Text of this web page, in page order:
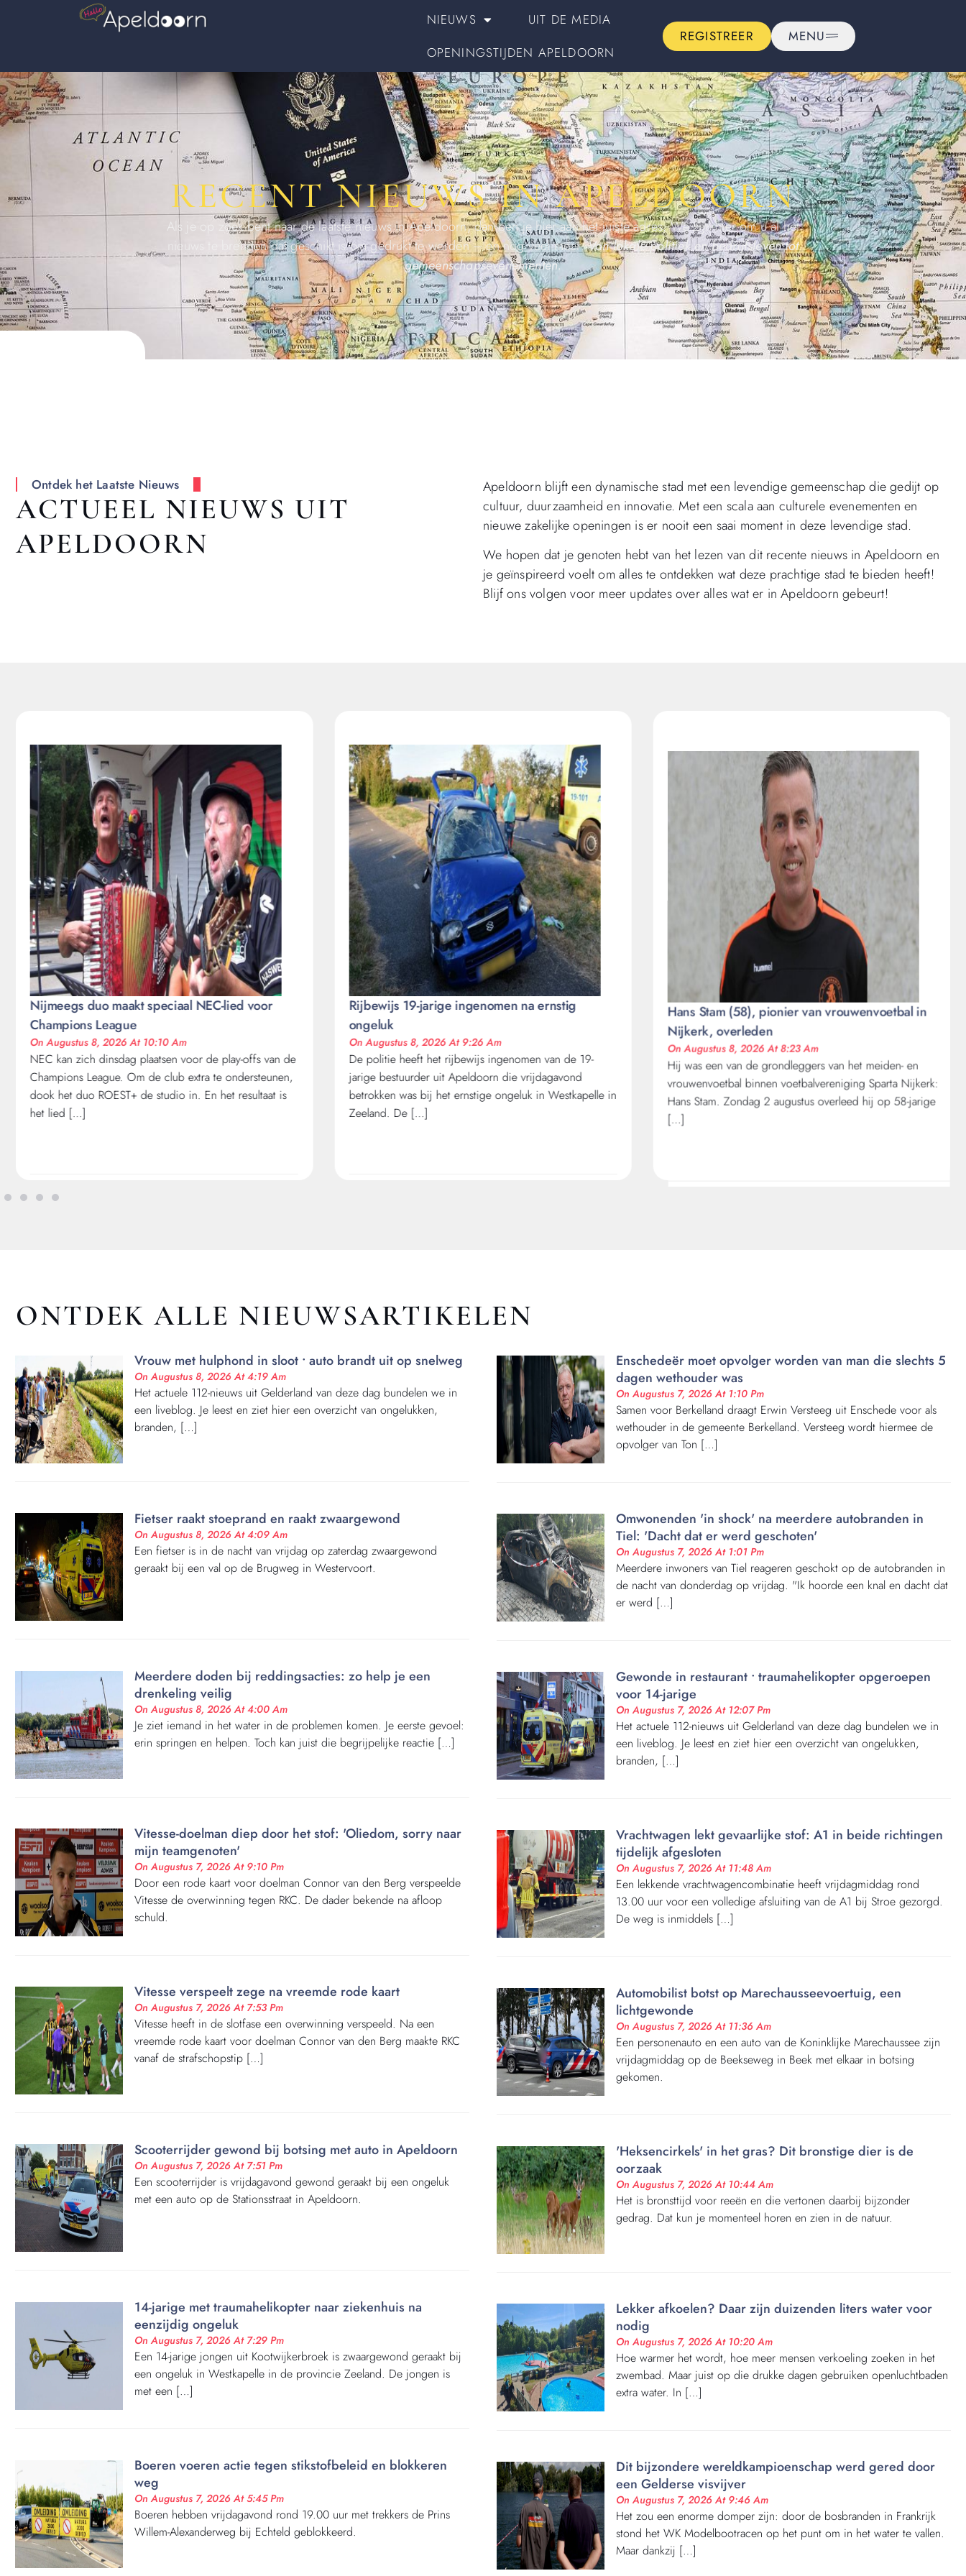
NIEUWS
UIT DE MEDIA
OPENINGSTIJDEN APELDOORN
REGISTREER MENU
RECENT NIEUWS IN APELDOORN
Als je op zoek bent naar de laatste nieuws in Apeldoorn, dan ben je hier aan het juiste adres. We zijn hier om u al het
nieuws te brengen dat geschikt is om gedrukt te worden – en nog veel meer.Van lokale politiek en bedrijfsleven tot
gemeenschapsevenementen.
Ontdek het Laatste Nieuws
ACTUEEL NIEUWS UIT
APELDOORN
Apeldoorn blijft een dynamische stad met een levendige gemeenschap die gedijt op
cultuur, duurzaamheid en innovatie. Met een scala aan culturele evenementen en
nieuwe zakelijke openingen is er nooit een saai moment in deze levendige stad.
We hopen dat je genoten hebt van het lezen van dit recente nieuws in Apeldoorn en
je geïnspireerd voelt om alles te ontdekken wat deze prachtige stad te bieden heeft!
Blijf ons volgen voor meer updates over alles wat er in Apeldoorn gebeurt!
Nijmeegs duo maakt speciaal NEC-lied voor
Champions League
On Augustus 8, 2026 At 10:10 Am
NEC kan zich dinsdag plaatsen voor de play-offs van de
Champions League. Om de club extra te ondersteunen,
dook het duo ROEST+ de studio in. En het resultaat is
het lied […]
Rijbewijs 19-jarige ingenomen na ernstig
ongeluk
On Augustus 8, 2026 At 9:26 Am
De politie heeft het rijbewijs ingenomen van de 19-
jarige bestuurder uit Apeldoorn die vrijdagavond
betrokken was bij het ernstige ongeluk in Westkapelle in
Zeeland. De […]
Hans Stam (58), pionier van vrouwenvoetbal in
Nijkerk, overleden
On Augustus 8, 2026 At 8:23 Am
Hij was een van de grondleggers van het meiden- en
vrouwenvoetbal binnen voetbalvereniging Sparta Nijkerk:
Hans Stam. Zondag 2 augustus overleed hij op 58-jarige
[…]
ONTDEK ALLE NIEUWSARTIKELEN
Vrouw met hulphond in sloot • auto brandt uit op snelweg
On Augustus 8, 2026 At 4:19 Am
Het actuele 112-nieuws uit Gelderland van deze dag bundelen we in
een liveblog. Je leest en ziet hier een overzicht van ongelukken,
branden, […]
Fietser raakt stoeprand en raakt zwaargewond
On Augustus 8, 2026 At 4:09 Am
Een fietser is in de nacht van vrijdag op zaterdag zwaargewond
geraakt bij een val op de Brugweg in Westervoort.
Meerdere doden bij reddingsacties: zo help je een
drenkeling veilig
On Augustus 8, 2026 At 4:00 Am
Je ziet iemand in het water in de problemen komen. Je eerste gevoel:
erin springen en helpen. Toch kan juist die begrijpelijke reactie […]
Vitesse-doelman diep door het stof: 'Oliedom, sorry naar
mijn teamgenoten'
On Augustus 7, 2026 At 9:10 Pm
Door een rode kaart voor doelman Connor van den Berg verspeelde
Vitesse de overwinning tegen RKC. De dader bekende na afloop
schuld.
Vitesse verspeelt zege na vreemde rode kaart
On Augustus 7, 2026 At 7:53 Pm
Vitesse heeft in de slotfase een overwinning verspeeld. Na een
vreemde rode kaart voor doelman Connor van den Berg maakte RKC
vanaf de strafschopstip […]
Scooterrijder gewond bij botsing met auto in Apeldoorn
On Augustus 7, 2026 At 7:51 Pm
Een scooterrijder is vrijdagavond gewond geraakt bij een ongeluk
met een auto op de Stationsstraat in Apeldoorn.
14-jarige met traumahelikopter naar ziekenhuis na
eenzijdig ongeluk
On Augustus 7, 2026 At 7:29 Pm
Een 14-jarige jongen uit Kootwijkerbroek is zwaargewond geraakt bij
een ongeluk in Westkapelle in de provincie Zeeland. De jongen is
met een […]
Boeren voeren actie tegen stikstofbeleid en blokkeren
weg
On Augustus 7, 2026 At 5:45 Pm
Boeren hebben vrijdagavond rond 19.00 uur met trekkers de Prins
Willem-Alexanderweg bij Echteld geblokkeerd.
Enschedeër moet opvolger worden van man die slechts 5
dagen wethouder was
On Augustus 7, 2026 At 1:10 Pm
Samen voor Berkelland draagt Erwin Versteeg uit Enschede voor als
wethouder in de gemeente Berkelland. Versteeg wordt hiermee de
opvolger van Ton […]
Omwonenden 'in shock' na meerdere autobranden in
Tiel: 'Dacht dat er werd geschoten'
On Augustus 7, 2026 At 1:01 Pm
Meerdere inwoners van Tiel reageren geschokt op de autobranden in
de nacht van donderdag op vrijdag. "Ik hoorde een knal en dacht dat
er werd […]
Gewonde in restaurant • traumahelikopter opgeroepen
voor 14-jarige
On Augustus 7, 2026 At 12:07 Pm
Het actuele 112-nieuws uit Gelderland van deze dag bundelen we in
een liveblog. Je leest en ziet hier een overzicht van ongelukken,
branden, […]
Vrachtwagen lekt gevaarlijke stof: A1 in beide richtingen
tijdelijk afgesloten
On Augustus 7, 2026 At 11:48 Am
Een lekkende vrachtwagencombinatie heeft vrijdagmiddag rond
13.00 uur voor een volledige afsluiting van de A1 bij Stroe gezorgd.
De weg is inmiddels […]
Automobilist botst op Marechausseevoertuig, een
lichtgewonde
On Augustus 7, 2026 At 11:36 Am
Een personenauto en een auto van de Koninklijke Marechaussee zijn
vrijdagmiddag op de Beekseweg in Beek met elkaar in botsing
gekomen.
'Heksencirkels' in het gras? Dit bronstige dier is de
oorzaak
On Augustus 7, 2026 At 10:44 Am
Het is bronsttijd voor reeën en die vertonen daarbij bijzonder
gedrag. Dat kun je momenteel horen en zien in de natuur.
Lekker afkoelen? Daar zijn duizenden liters water voor
nodig
On Augustus 7, 2026 At 10:20 Am
Hoe warmer het wordt, hoe meer mensen verkoeling zoeken in het
zwembad. Maar juist op die drukke dagen gebruiken openluchtbaden
extra water. In […]
Dit bijzondere wereldkampioenschap werd gered door
een Gelderse visvijver
On Augustus 7, 2026 At 9:46 Am
Het zou een enorme domper zijn: door de bosbranden in Frankrijk
stond het WK Modelbootracen op het punt om in het water te vallen.
Maar dankzij […]